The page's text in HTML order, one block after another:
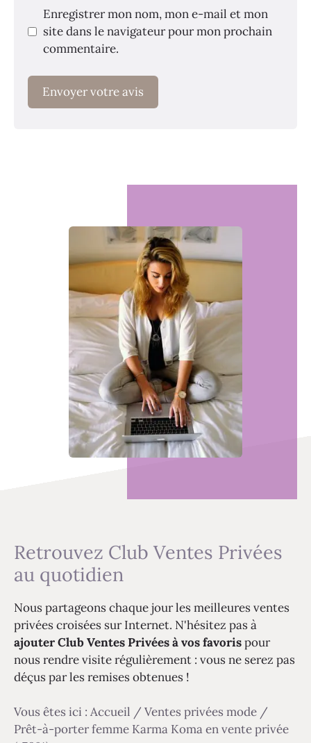
Enregistrer mon nom, mon e-mail et mon
site dans le navigateur pour mon prochain
commentaire.
Retrouvez Club Ventes Privées
au quotidien
Nous partageons chaque jour les meilleures ventes
privées croisées sur Internet. N'hésitez pas à
ajouter Club Ventes Privées à vos favorispour
nous rendre visite régulièrement : vous ne serez pas
déçus par les remises obtenues !
Vous êtes ici : Accueil / Ventes privées mode /
Prêt-à-porter femme Karma Koma en vente privée